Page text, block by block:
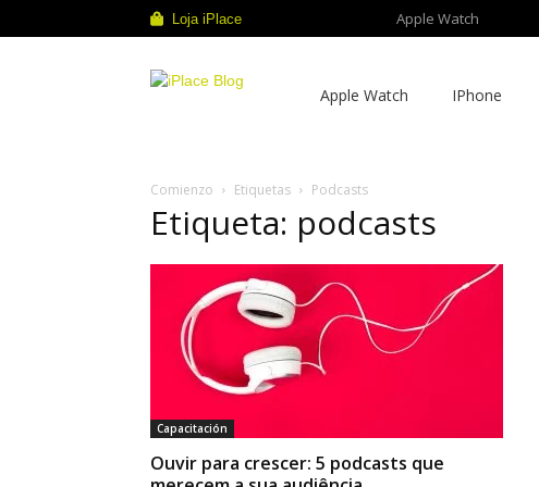
Loja iPlace Apple Watch
Apple Watch IPhone
Comienzo Etiquetas Podcasts
Etiqueta: podcasts
Capacitación
Ouvir para crescer: 5 podcasts que